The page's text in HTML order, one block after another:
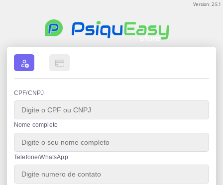
CPF/CNPJ
Nome completo
Telefone/WhatsApp
Version: 2.5.1